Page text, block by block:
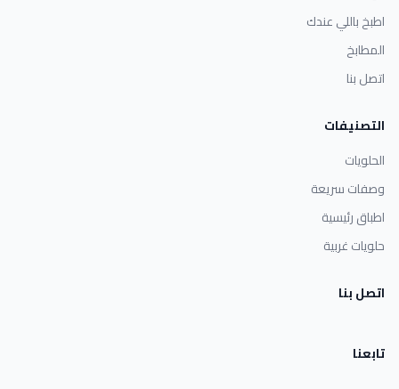
اطبخ باللي عندك
المطابخ
اتصل بنا
التصنيفات
الحلويات
وصفات سريعة
اطباق رئيسية
حلويات غربية
اتصل بنا
تابعنا